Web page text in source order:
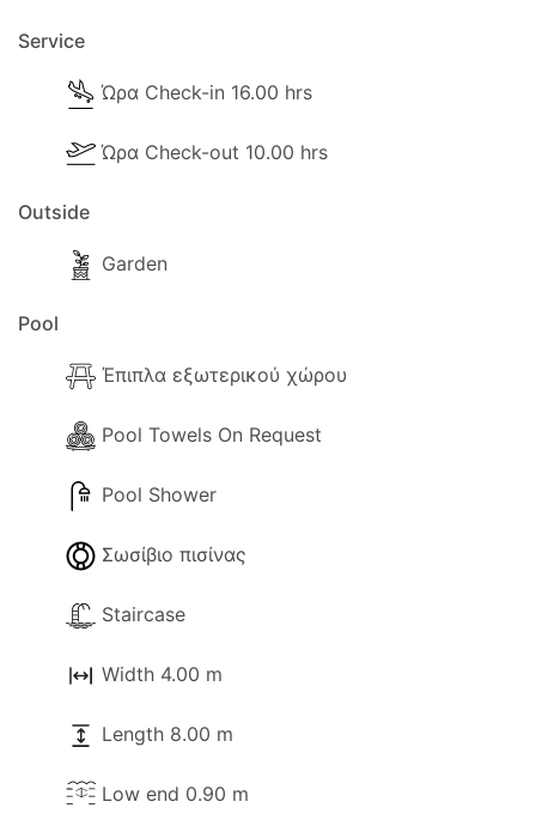
Service
Ώρα Check-in 16.00 hrs
Ώρα Check-out 10.00 hrs
Outside
Garden
Pool
Έπιπλα εξωτερικού χώρου
Pool Towels On Request
Pool Shower
Σωσίβιο πισίνας
Staircase
Width 4.00 m
Length 8.00 m
Low end 0.90 m